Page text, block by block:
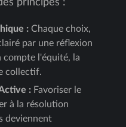
principes :
: Chaque choix,
par une réflexion
compte l'équité, la
collectif.
: Favoriser le
à la résolution
deviennent